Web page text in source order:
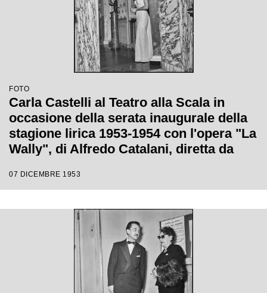
FOTO
Carla Castelli al Teatro alla Scala in
occasione della serata inaugurale della
stagione lirica 1953-1954 con l'opera "La
Wally", di Alfredo Catalani, diretta da
Tatiana Pavlova
07 DICEMBRE 1953